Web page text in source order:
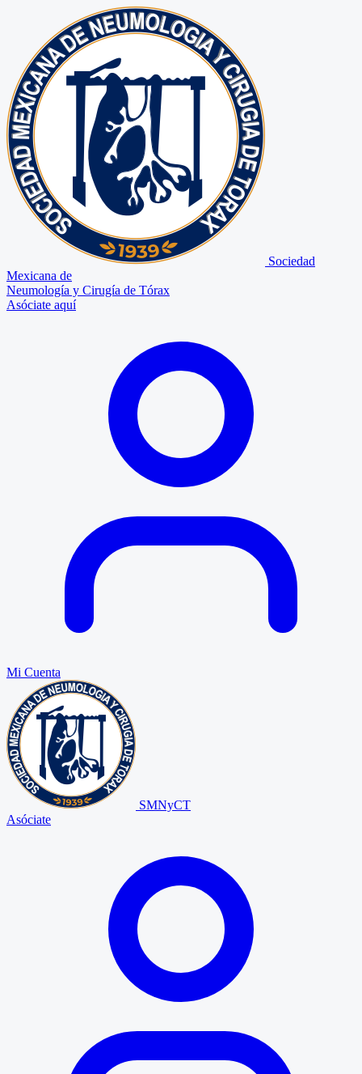
Sociedad
Mexicana de
Neumología y Cirugía de Tórax
Asóciate aquí
Mi Cuenta
SMNyCT
Asóciate